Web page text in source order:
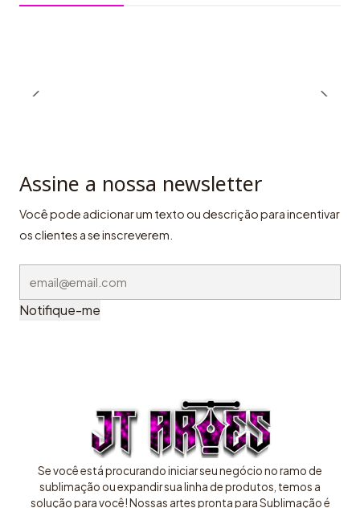
Assine a nossa newsletter
Você pode adicionar um texto ou descrição para incentivar
os clientes a se inscreverem.
Notifique-me
Se você está procurando iniciar seu negócio no ramo de
sublimação ou expandir sua linha de produtos, temos a
solução para você! Nossas artes pronta para Sublimação é